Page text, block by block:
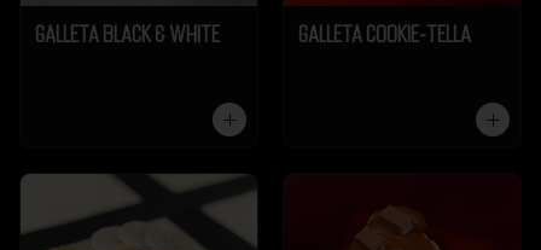
Galleta Black & White Galleta Cookie-Tella